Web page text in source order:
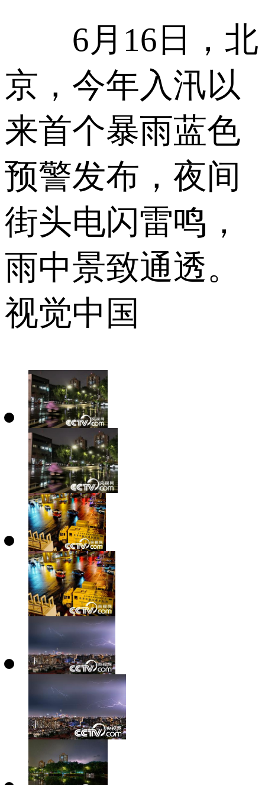
6月16日，北
京，今年入汛以
来首个暴雨蓝色
预警发布，夜间
街头电闪雷鸣，
雨中景致通透。
视觉中国